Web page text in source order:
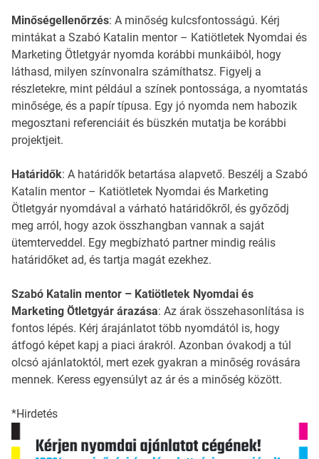
Minőségellenőrzés: A minőség kulcsfontosságú. Kérj
mintákat a Szabó Katalin mentor – Katiötletek Nyomdai és
Marketing Ötletgyár nyomda korábbi munkáiból, hogy
láthasd, milyen színvonalra számíthatsz. Figyelj a
részletekre, mint például a színek pontossága, a nyomtatás
minősége, és a papír típusa. Egy jó nyomda nem habozik
megosztani referenciáit és büszkén mutatja be korábbi
projektjeit.
Határidők: A határidők betartása alapvető. Beszélj a Szabó
Katalin mentor – Katiötletek Nyomdai és Marketing
Ötletgyár nyomdával a várható határidőkről, és győződj
meg arról, hogy azok összhangban vannak a saját
ütemterveddel. Egy megbízható partner mindig reális
határidőket ad, és tartja magát ezekhez.
Szabó Katalin mentor – Katiötletek Nyomdai és
Marketing Ötletgyár árazása: Az árak összehasonlítása is
fontos lépés. Kérj árajánlatot több nyomdától is, hogy
átfogó képet kapj a piaci árakról. Azonban óvakodj a túl
olcsó ajánlatoktól, mert ezek gyakran a minőség rovására
mennek. Keress egyensúlyt az ár és a minőség között.
*Hirdetés